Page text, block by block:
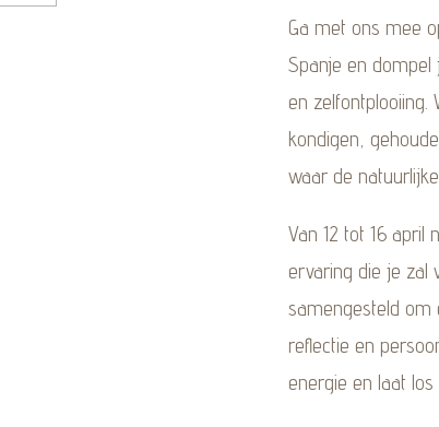
Ga met ons mee
Spanje en
en
kondigen,
waar de
Van 12 tot 16
ervaring die je zal
samengesteld om
reflectie en
energie en laat